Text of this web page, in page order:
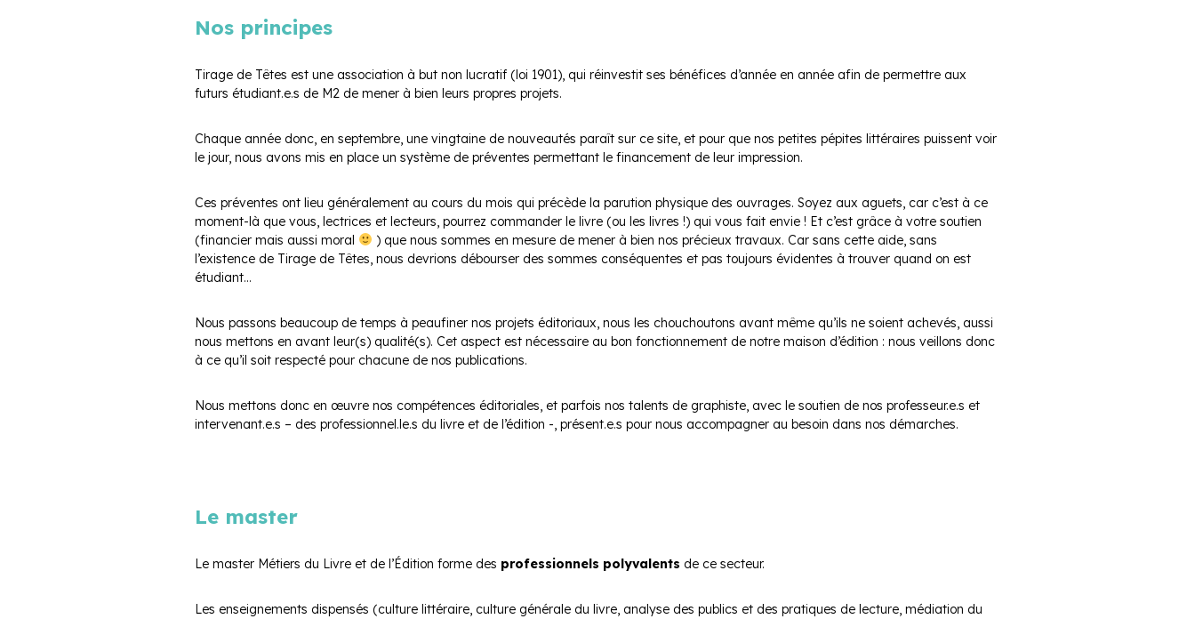
Nos principes
Tirage de Têtes est une association à but non lucratif (loi 1901), qui réinvestit ses bénéfices d’année en année afin de permettre aux
futurs étudiant.e.s de M2 de mener à bien leurs propres projets.
Chaque année donc, en septembre, une vingtaine de nouveautés paraît sur ce site, et pour que nos petites pépites littéraires puissent voir
le jour, nous avons mis en place un système de préventes permettant le financement de leur impression.
Ces préventes ont lieu généralement au cours du mois qui précède la parution physique des ouvrages. Soyez aux aguets, car c’est à ce
moment-là que vous, lectrices et lecteurs, pourrez commander le livre (ou les livres !) qui vous fait envie ! Et c’est grâce à votre soutien
(financier mais aussi moral
) que nous sommes en mesure de mener à bien nos précieux travaux. Car sans cette aide, sans
l’existence de Tirage de Têtes, nous devrions débourser des sommes conséquentes et pas toujours évidentes à trouver quand on est
étudiant…
Nous passons beaucoup de temps à peaufiner nos projets éditoriaux, nous les chouchoutons avant même qu’ils ne soient achevés, aussi
nous mettons en avant leur(s) qualité(s). Cet aspect est nécessaire au bon fonctionnement de notre maison d’édition : nous veillons donc
à ce qu’il soit respecté pour chacune de nos publications.
Nous mettons donc en œuvre nos compétences éditoriales, et parfois nos talents de graphiste, avec le soutien de nos professeur.e.s et
intervenant.e.s – des professionnel.le.s du livre et de l’édition -, présent.e.s pour nous accompagner au besoin dans nos démarches.
Le master
Le master Métiers du Livre et de l’Édition forme des professionnels polyvalents de ce secteur.
Les enseignements dispensés (culture littéraire, culture générale du livre, analyse des publics et des pratiques de lecture, médiation du